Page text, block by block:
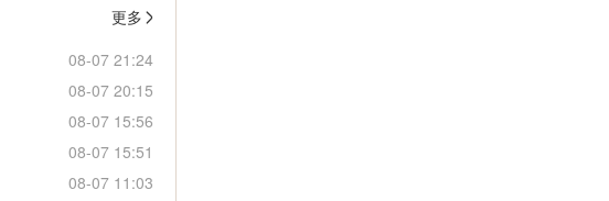
更多
08-07 21:24
08-07 20:15
08-07 15:56
08-07 15:51
08-07 11:03